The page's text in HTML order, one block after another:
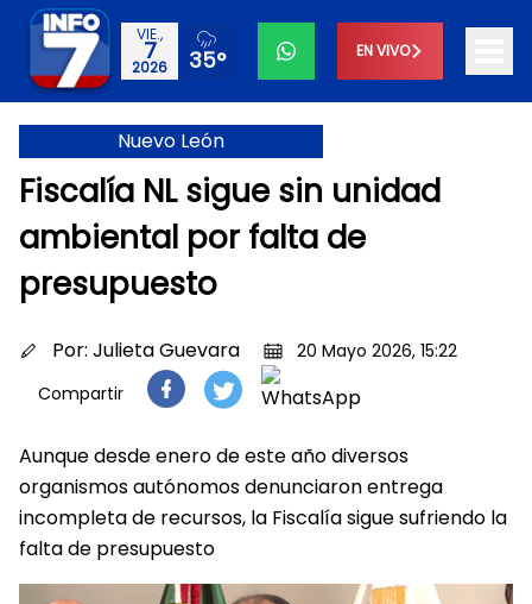
VIE.,
7
2026 35° EN VIVO
Nuevo León
Fiscalía NL sigue sin unidad
ambiental por falta de
presupuesto
Por: Julieta Guevara
20 Mayo 2026, 15:22
Compartir
Aunque desde enero de este año diversos
organismos autónomos denunciaron entrega
incompleta de recursos, la Fiscalía sigue sufriendo la
falta de presupuesto